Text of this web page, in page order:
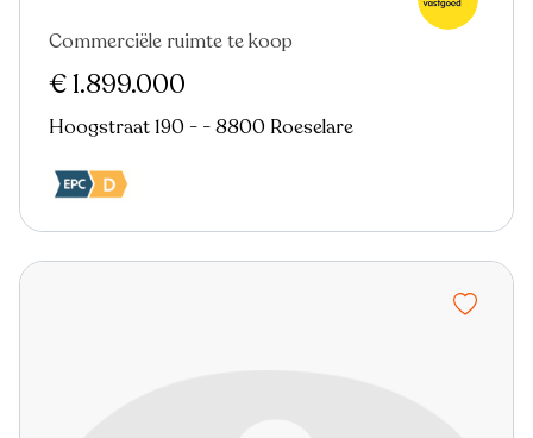
Commerciële ruimte te koop
€ 1.899.000
Hoogstraat 190 - - 8800 Roeselare